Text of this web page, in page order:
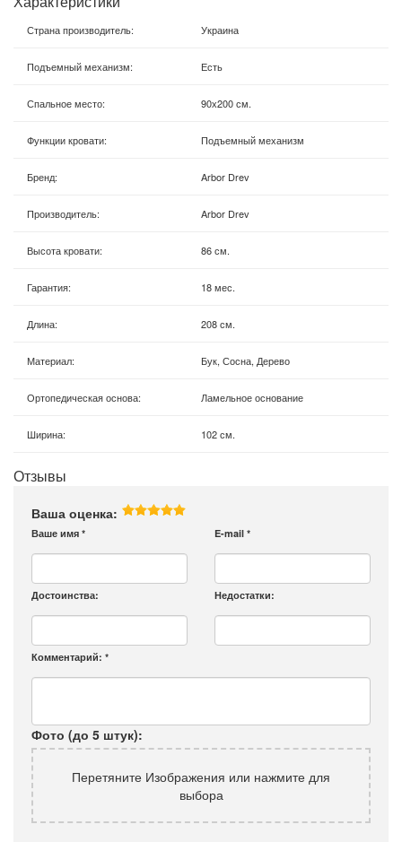
Страна производитель: Украина
Подъемный механизм: Есть
Спальное место: 90х200 см.
Функции кровати: Подъемный механизм
Бренд: Arbor Drev
Производитель: Arbor Drev
Высота кровати: 86 см.
Гарантия: 18 мес.
Длина: 208 см.
Материал: Бук, Сосна, Дерево
Ортопедическая основа: Ламельное основание
Ширина: 102 см.
Отзывы
Ваша оценка:
Ваше имя * E-mail *
Достоинства: Недостатки:
Комментарий: *
Фото (до 5 штук):
Перетяните Изображения или нажмите для
выбора